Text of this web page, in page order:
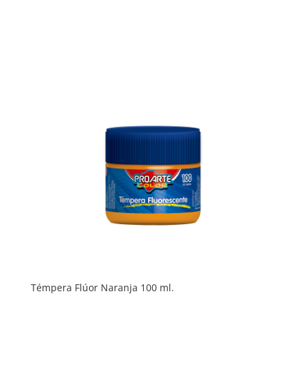
Témpera Flúor Naranja 100 ml.